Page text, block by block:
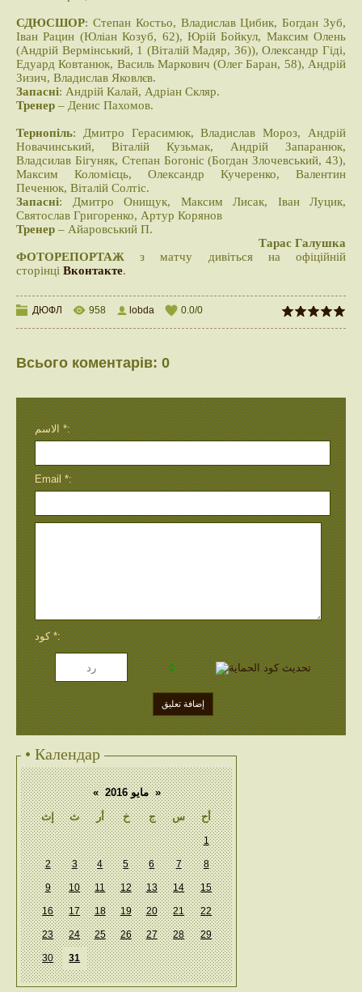
СДЮСШОР: Степан Костьо, Владислав Цибик, Богдан Зуб,
Іван Рацин (Юліан Козуб, 62), Юрій Бойкул, Максим Олень
(Андрій Вермінський, 1 (Віталій Мадяр, 36)), Олександр Гіді,
Едуард Ковтанюк, Василь Маркович (Олег Баран, 58), Андрій
Зизич, Владислав Яковлєв.
Запасні: Андрій Калай, Адріан Скляр.
Тренер – Денис Пахомов.
Тернопіль: Дмитро Герасимюк, Владислав Мороз, Андрій
Новачинський, Віталій Кузьмак, Андрій Запаранюк,
Владсилав Бігуняк, Степан Богоніс (Богдан Злочевський, 43),
Максим Коломієць, Олександр Кучеренко, Валентин
Печенюк, Віталій Солтіс.
Запасні: Дмитро Онищук, Максим Лисак, Іван Луцик,
Святослав Григоренко, Артур Корянов
Тренер – Айаровський П.
Тарас Галушка
ФОТОРЕПОРТАЖ з матчу дивіться на офіційній
сторінці Вконтакте.
ДЮФЛ 958 lobda 0.0/0
Всього коментарів: 0
الاسم *:
Email *:
كود *:
• Календар
« مايو 2016 »
إث
ث أر خ ج س أح
1
2 3 4 5 6 7 8
9 10 11 12 13 14 15
16 17 18 19 20 21 22
23 24 25 26 27 28 29
30 31